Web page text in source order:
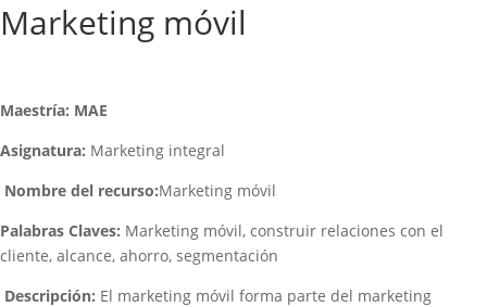
Marketing móvil
Maestría: MAE
Asignatura: Marketing integral
Nombre del recurso:Marketing móvil
Palabras Claves: Marketing móvil, construir relaciones con el
cliente, alcance, ahorro, segmentación
Descripción: El marketing móvil forma parte del marketing